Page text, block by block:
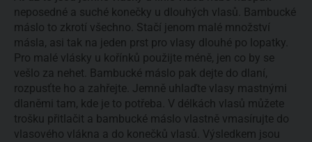
neposedné a suché konečky u dlouhých vlasů. Bambucké
máslo to zkrotí všechno. Stačí jenom malé množství
másla, asi tak na jeden prst pro vlasy dlouhé po lopatky.
Pro malé vlásky u kořínků použijte méně, jen co by se
vešlo za nehet. Bambucké máslo pak dejte do dlaní,
rozpusťte ho a zahřejte. Jemně uhlaďte vlasy mastnými
dlaněmi tam, kde je to potřeba. V délkách vlasů můžete
trošku přitlačit a bambucké máslo vlastně vmasírujte do
vlasového vlákna a do konečků vlasů. Výsledkem jsou